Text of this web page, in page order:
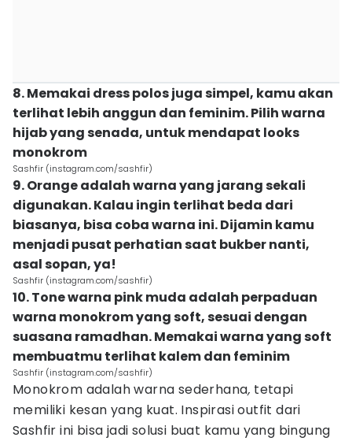
8. Memakai dress polos juga simpel, kamu akan
terlihat lebih anggun dan feminim. Pilih warna
hijab yang senada, untuk mendapat looks
monokrom
Sashfir (instagram.com/sashfir)
9. Orange adalah warna yang jarang sekali
digunakan. Kalau ingin terlihat beda dari
biasanya, bisa coba warna ini. Dijamin kamu
menjadi pusat perhatian saat bukber nanti,
asal sopan, ya!
Sashfir (instagram.com/sashfir)
10. Tone warna pink muda adalah perpaduan
warna monokrom yang soft, sesuai dengan
suasana ramadhan. Memakai warna yang soft
membuatmu terlihat kalem dan feminim
Sashfir (instagram.com/sashfir)
Monokrom adalah warna sederhana, tetapi
memiliki kesan yang kuat. Inspirasi outfit dari
Sashfir ini bisa jadi solusi buat kamu yang bingung